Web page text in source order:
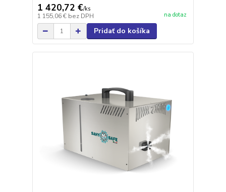
1 420,72 €/ks
1 155,06 € bez DPH na dotaz
Pridať do košíka